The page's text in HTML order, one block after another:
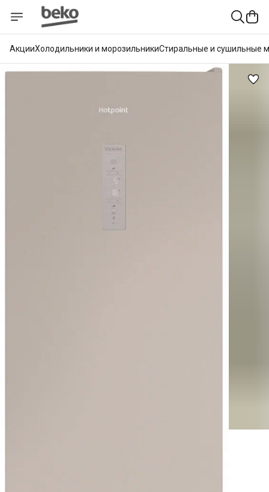
АкцииХолодильники и морозильникиСтиральные и сушильные